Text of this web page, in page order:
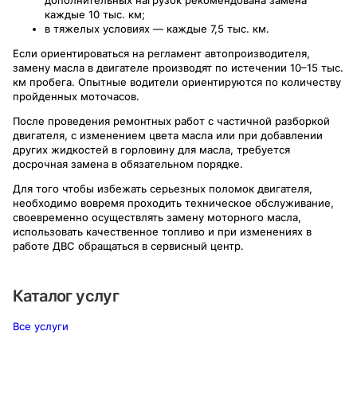
каждые 10 тыс. км;
в тяжелых условиях — каждые 7,5 тыс. км.
Если ориентироваться на регламент автопроизводителя,
замену масла в двигателе производят по истечении 10–15 тыс.
км пробега. Опытные водители ориентируются по количеству
пройденных моточасов.
После проведения ремонтных работ с частичной разборкой
двигателя, с изменением цвета масла или при добавлении
других жидкостей в горловину для масла, требуется
досрочная замена в обязательном порядке.
Для того чтобы избежать серьезных поломок двигателя,
необходимо вовремя проходить техническое обслуживание,
своевременно осуществлять замену моторного масла,
использовать качественное топливо и при изменениях в
работе ДВС обращаться в сервисный центр.
Каталог услуг
Все услуги